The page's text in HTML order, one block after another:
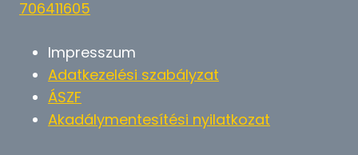
706411605
Impresszum
Adatkezelési szabályzat
ÁSZF
Akadálymentesítési nyilatkozat